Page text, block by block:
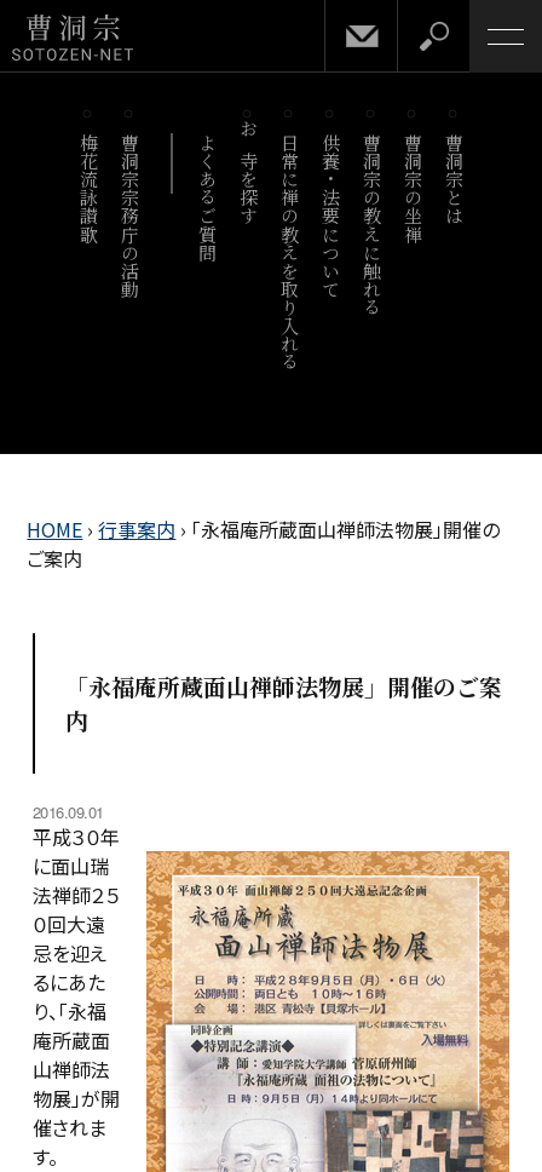
梅花流詠讃歌 曹洞宗宗務庁の活動 よくあるご質問 お寺を探す 日常に禅の教えを取り入れる供養・法要について曹洞宗の教えに触れる 曹洞宗の坐禅 曹洞宗とは
HOME › 行事案内 › 「永福庵所蔵面山禅師法物展」開催の
ご案内
「永福庵所蔵面山禅師法物展」開催のご案
内
2016.09.01
平成３０年
に面山瑞
法禅師２５
０回大遠
忌を迎え
るにあた
り、「永福
庵所蔵面
山禅師法
物展」が開
催されま
す。